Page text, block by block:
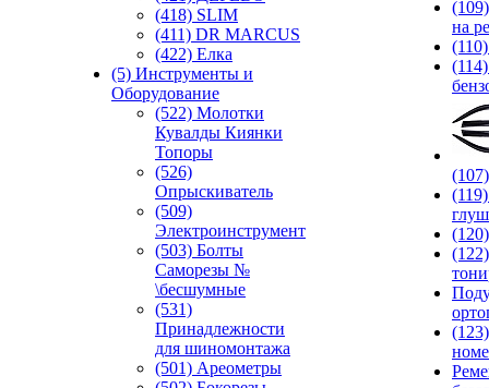
(418) SLIM
(411) DR MARCUS
(422) Елка
(5) Инструменты и
Оборудование
(522) Молотки
Кувалды Киянки
Топоры
(526)
Опрыскиватель
(509)
Электроинструмент
(503) Болты
Саморезы №
\бесшумные
(531)
Принадлежности
для шиномонтажа
(501) Ареометры
на